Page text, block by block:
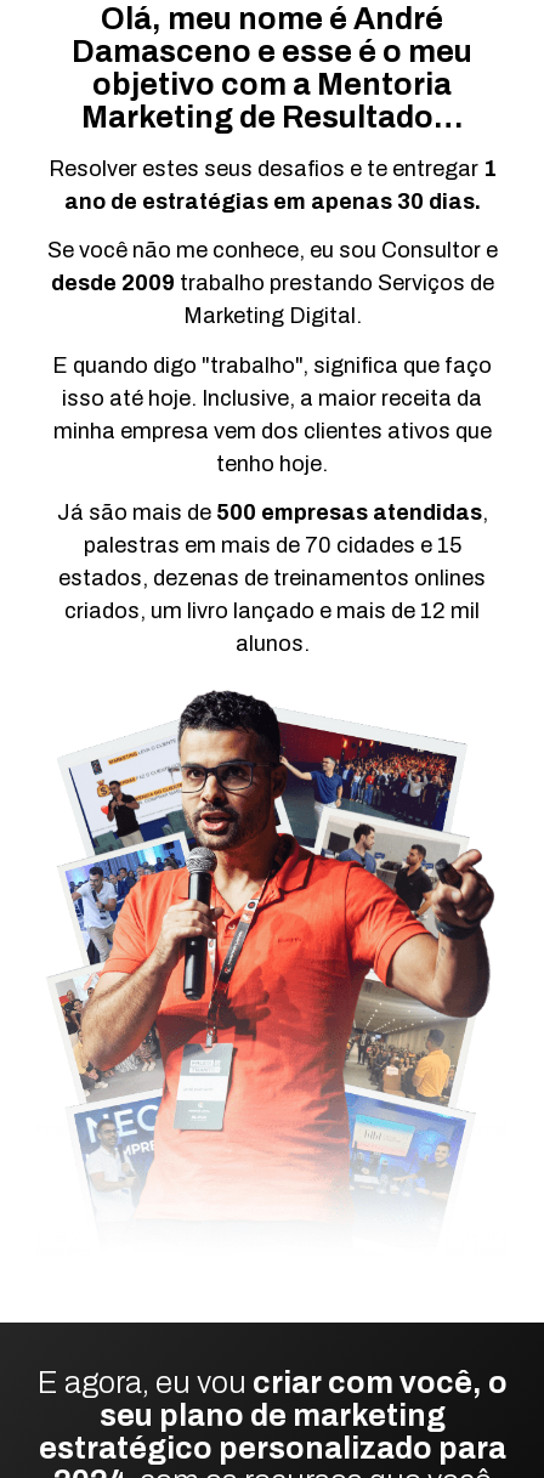
Olá, meu nome é André
Damasceno e esse é o meu
objetivo com a Mentoria
Marketing de Resultado…
Resolver estes seus desafios e te entregar 1
ano de estratégias em apenas 30 dias.
Se você não me conhece, eu sou Consultor e
desde 2009 trabalho prestando Serviços de
Marketing Digital.
E quando digo "trabalho", significa que faço
isso até hoje. Inclusive, a maior receita da
minha empresa vem dos clientes ativos que
tenho hoje.
Já são mais de 500 empresas atendidas,
palestras em mais de 70 cidades e 15
estados, dezenas de treinamentos onlines
criados, um livro lançado e mais de 12 mil
alunos.
E agora, eu vou criar com você, o
seu plano de marketing
estratégico personalizado para